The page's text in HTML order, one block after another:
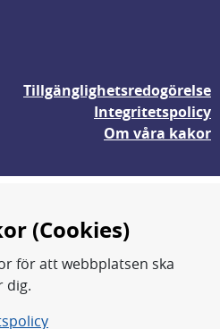
Tillgänglighetsredogörelse
Integritetspolicy
Om våra kakor
(Cookies)
för att webbplatsen ska
dig.